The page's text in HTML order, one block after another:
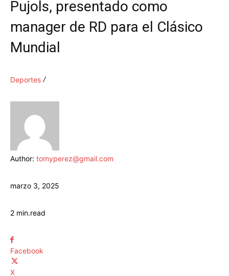
Pujols, presentado como
manager de RD para el Clásico
Mundial
Deportes
Author: tomyperez@gmail.com
marzo 3, 2025
2 min.read
Facebook
X